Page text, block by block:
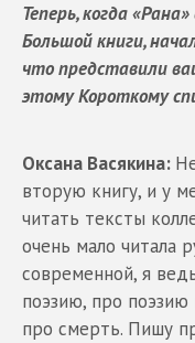
Теперь, когда
Большой книги,
что представили
этому Короткому
Оксана Васякина:
вторую книгу, и у
читать тексты
очень мало читала
современной, я
поэзию, про поэзию
про смерть. Пишу